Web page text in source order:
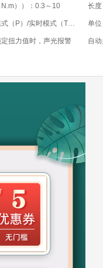
））：0.3～10 长
操作模式：峰值模式（P）/实时模式（T）/预置模式（Pre）
扭力值时，声光报警 自